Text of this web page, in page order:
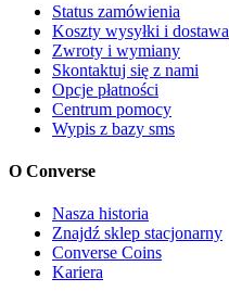
Status zamówienia
Koszty wysyłki i dostawa
Zwroty i wymiany
Skontaktuj się z nami
Opcje płatności
Centrum pomocy
Wypis z bazy sms
O Converse
Nasza historia
Znajdź sklep stacjonarny
Converse Coins
Kariera